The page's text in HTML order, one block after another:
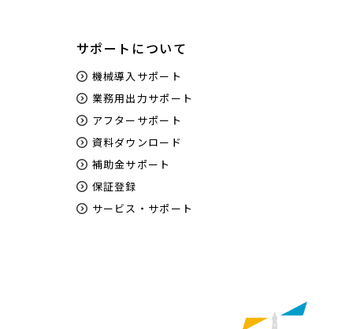
サポートについて
機械導入サポート
業務用出力サポート
アフターサポート
資料ダウンロード
補助金サポート
保証登録
サービス・サポート